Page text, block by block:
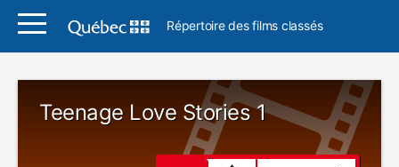
Répertoire des films classés
Teenage Love Stories 1